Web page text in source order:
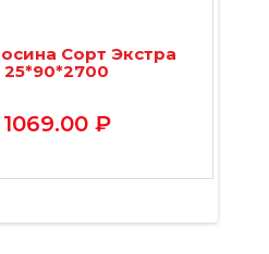
Сорт Экстра
25*90*2700
1069.00 ₽